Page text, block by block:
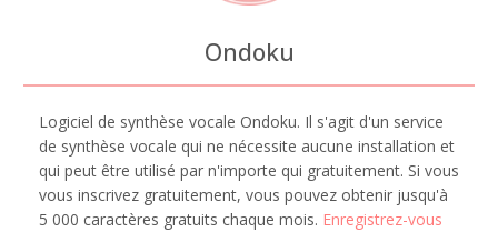
Ondoku
Logiciel de synthèse vocale Ondoku. Il s'agit d'un service
de synthèse vocale qui ne nécessite aucune installation et
qui peut être utilisé par n'importe qui gratuitement. Si vous
vous inscrivez gratuitement, vous pouvez obtenir jusqu'à
5 000 caractères gratuits chaque mois. Enregistrez-vous